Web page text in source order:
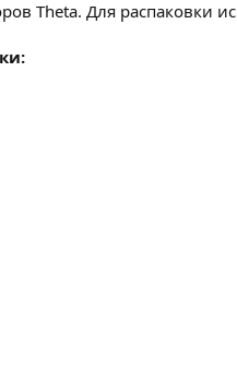
Theta. Для распаковки